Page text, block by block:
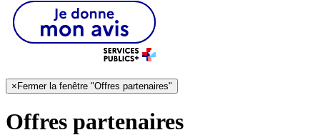
×Fermer la fenêtre "Offres partenaires"
Offres partenaires